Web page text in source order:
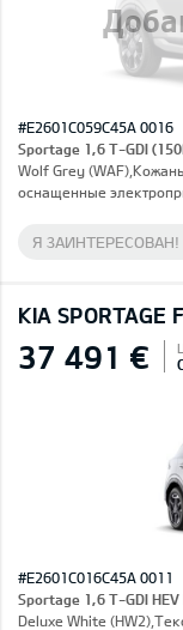
#E2601C059C45A 0016
Sportage 1,6 T-GDI
Wolf Grey
оснащенные
Я ЗАИНТЕРЕСОВАН!
KIA SPORTAGE
37 491 €
#E2601C016C45A 0011
Sportage 1,6 T-GDI HEV
Deluxe White